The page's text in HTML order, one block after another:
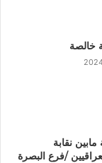
خالصة
مابين نقابة
/فرع البصرة